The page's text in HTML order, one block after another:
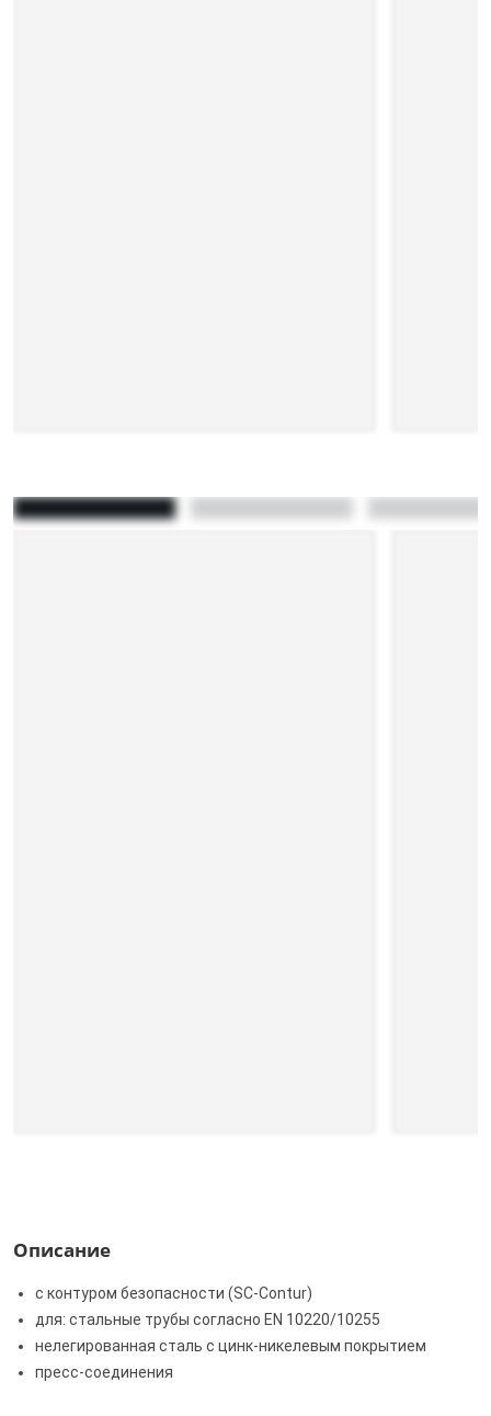
Описание
с контуром безопасности (SC‑Contur)
для: стальные трубы согласно EN 10220/10255
нелегированная сталь с цинк-никелевым покрытием
пресс-соединения